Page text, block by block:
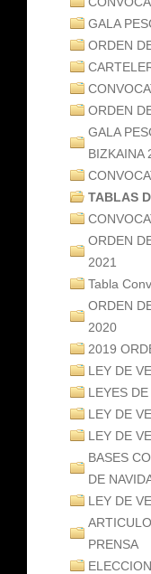
GALA
ORDEN
ORDEN
GALA
BIZKAINA
TABLAS
ORDEN
2021
Tabla
ORDEN
2020
2019
LEY DE
LEYES
LEY DE
LEY DE
BASES
DE
LEY DE
PRENSA